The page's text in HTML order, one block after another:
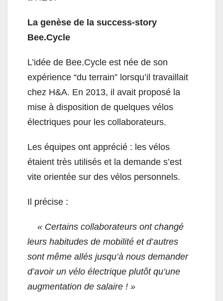
La genèse de la success-story
Bee.Cycle
L’idée de Bee.Cycle est née de son
expérience “du terrain” lorsqu’il travaillait
chez H&A. En 2013, il avait proposé la
mise à disposition de quelques vélos
électriques pour les collaborateurs.
Les équipes ont apprécié : les vélos
étaient très utilisés et la demande s’est
vite orientée sur des vélos personnels.
Il précise :
« Certains collaborateurs ont changé
leurs habitudes de mobilité et d’autres
sont même allés jusqu’à nous demander
d’avoir un vélo électrique plutôt qu’une
augmentation de salaire ! »